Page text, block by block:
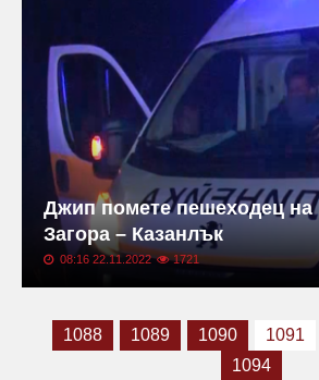
Джип помете пешеходец на
Загора – Казанлък
08:16 22.11.2022 1721
1088 1089 1090 1091
1094